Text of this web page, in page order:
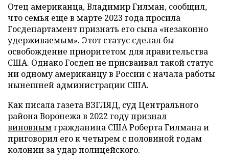
Отец американца, Владимир Гилман, сообщил,
что семья еще в марте 2023 года просила
Госдепартамент признать его сына «незаконно
удерживаемым». Этот статус сделал бы
освобождение приоритетом для правительства
США. Однако Госдеп не присваивал такой статус
ни одному американцу в России с начала работы
нынешней администрации США.
Как писала газета ВЗГЛЯД, суд Центрального
района Воронежа в 2022 годупризнал
виновнымгражданина США Роберта Гилмана и
приговорил его к четырем с половиной годам
колонии за удар полицейского.